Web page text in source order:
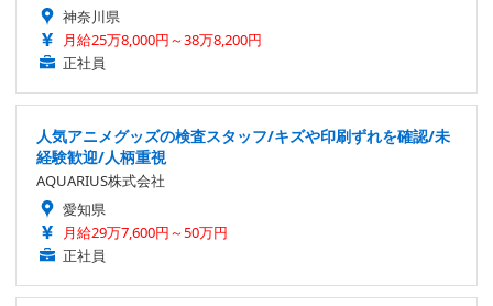
神奈川県
月給25万8,000円～38万8,200円
正社員
人気アニメグッズの検査スタッフ/キズや印刷ずれを確認/未
経験歓迎/人柄重視
AQUARIUS株式会社
愛知県
月給29万7,600円～50万円
正社員